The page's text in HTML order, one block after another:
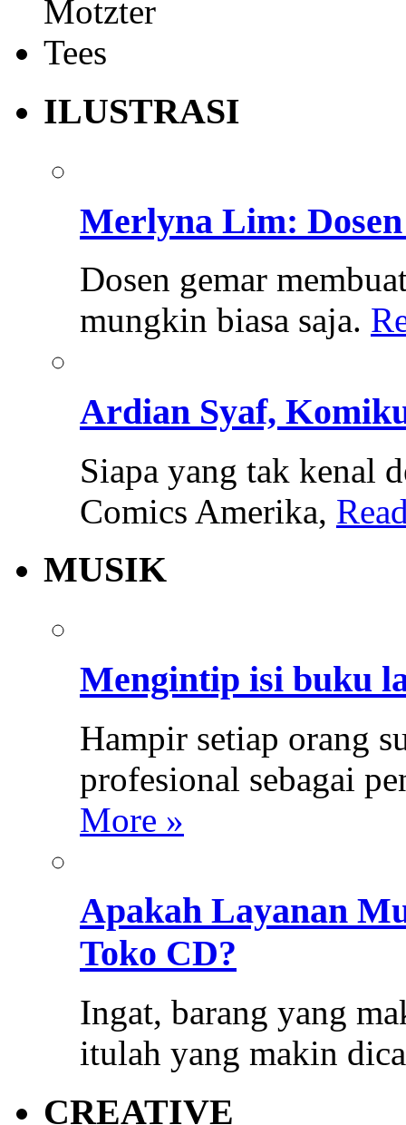
ILUSTRASI
Merlyna Lim:
Dosen gemar
mungkin biasa saja.
Ardian Syaf,
Siapa yang tak kenal
Comics Amerika,
MUSIK
Mengintip isi buku
Hampir setiap orang
profesional sebagai
More »
Apakah Layanan
Toko CD?
Ingat, barang yang
itulah yang makin
CREATIVE